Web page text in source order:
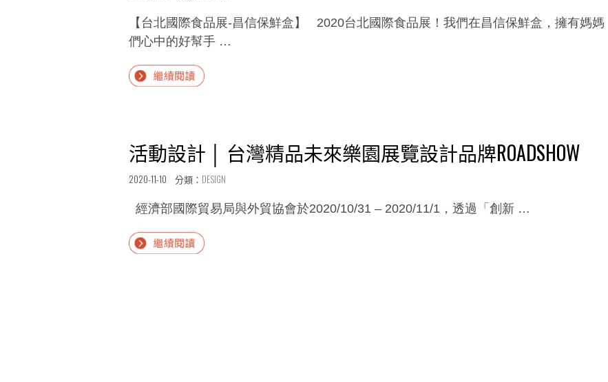
故
宮
店
列
設
計
《故
宮
【台北國際食品展-昌信保鮮盒】 2020台北國際食品展！我們在昌信保鮮盒，擁有媽媽
們心中的好幫手 …
Continue
設
計
│
台
國
活動設計 │ 台灣精品未來樂園展覽設計品牌ROADSHOW
2020-11-10 分類： DESIGN
經濟部國際貿易局與外貿協會於2020/10/31 – 2020/11/1，透過「創新 …
Continue